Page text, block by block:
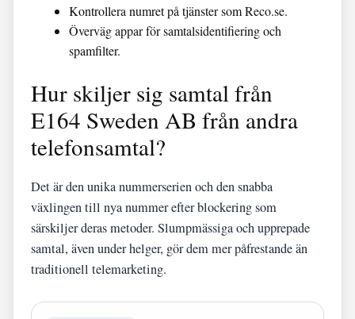
Kontrollera numret på tjänster som Reco.se.
Överväg appar för samtalsidentifiering och
spamfilter.
Hur skiljer sig samtal från
E164 Sweden AB från andra
telefonsamtal?
Det är den unika nummerserien och den snabba
växlingen till nya nummer efter blockering som
särskiljer deras metoder. Slumpmässiga och upprepade
samtal, även under helger, gör dem mer påfrestande än
traditionell telemarketing.